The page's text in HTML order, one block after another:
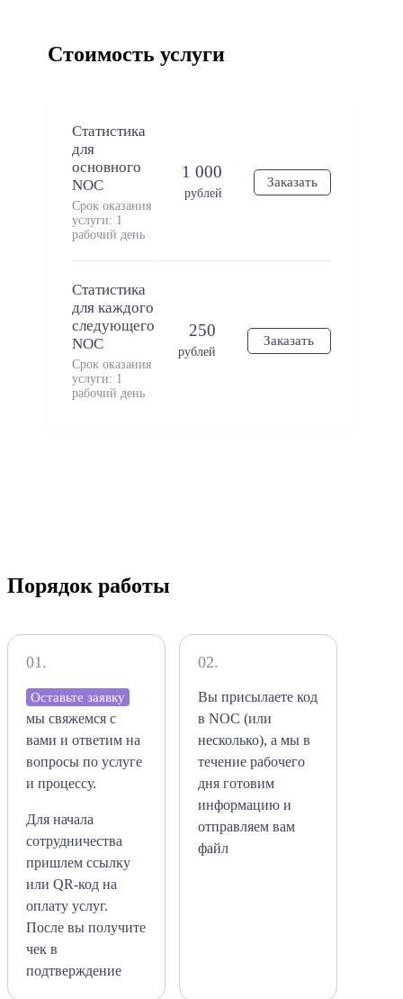
Стоимость услуги
Статистика
для
основного
NOC
Срок оказания
услуги: 1
рабочий день
1 000
рублей
Заказать
Статистика
для каждого
следующего
NOC
Срок оказания
услуги: 1
рабочий день
250
рублей
Заказать
Порядок работы
01.
Оставьте заявку
мы свяжемся с
вами и ответим на
вопросы по услуге
и процессу.
Для начала
сотрудничества
пришлем ссылку
или QR-код на
оплату услуг.
После вы получите
чек в
подтверждение
02.
Вы присылаете код
в NOC (или
несколько), а мы в
течение рабочего
дня готовим
информацию и
отправляем вам
файл